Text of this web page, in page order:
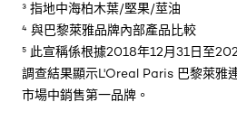
³ 指地中海柏木葉/堅果/莖油
⁴ 與巴黎萊雅品牌內部產品比較
⁵ 此宣稱係根據2018年12月31日至
調查結果顯示L'Oreal Paris 巴黎萊雅
市場中銷售第一品牌。